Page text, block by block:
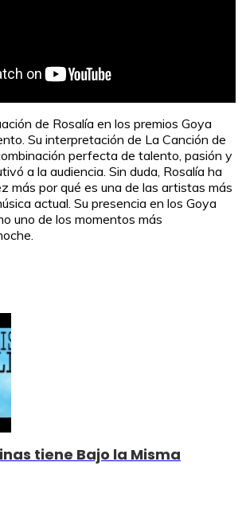
de Rosalía en los premios Goya
Su interpretación de La Canción de
perfecta de talento, pasión y
a la audiencia. Sin duda, Rosalía ha
más por qué es una de las artistas más
actual. Su presencia en los Goya
uno de los momentos más
tiene Bajo la Misma